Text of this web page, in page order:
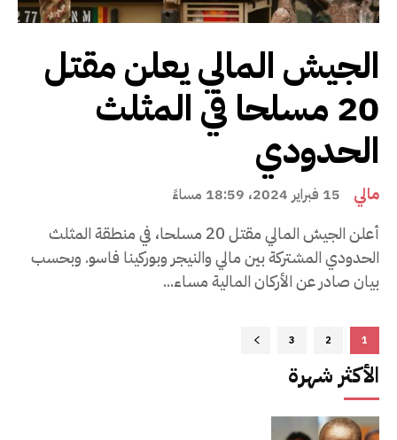
الجيش المالي يعلن مقتل
20 مسلحا في المثلث
الحدودي
مالي 15 فبراير 2024، 18:59 مساءً
أعلن الجيش المالي مقتل 20 مسلحا، في منطقة المثلث
الحدودي المشتركة بين مالي والنيجر وبوركينا فاسو. وبحسب
بيان صادر عن الأركان المالية مساء...
1
2
3
الأكثر شهرة